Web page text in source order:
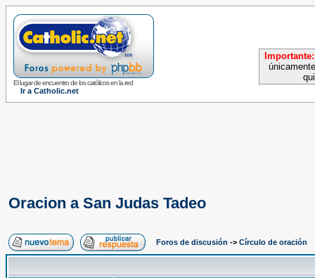
El lugar de encuentro de los católicos en la red
Ir a Catholic.net
Importante:
Oracion a San Judas Tadeo
Foros de discusión -> Círculo de oración